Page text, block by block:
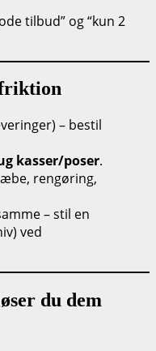
tilbud” og “kun 2
– bestil
kasser/poser.
rengøring,
– stil en
ved
du dem